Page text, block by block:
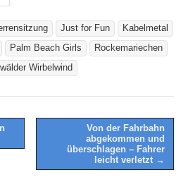
Just for Fun
Kabelmetal
Palm Beach Girls
Rockemariechen
Wirbelwind
Von der Fahrbahn
abgekommen und
überschlagen – Fahrer
leicht verletzt →